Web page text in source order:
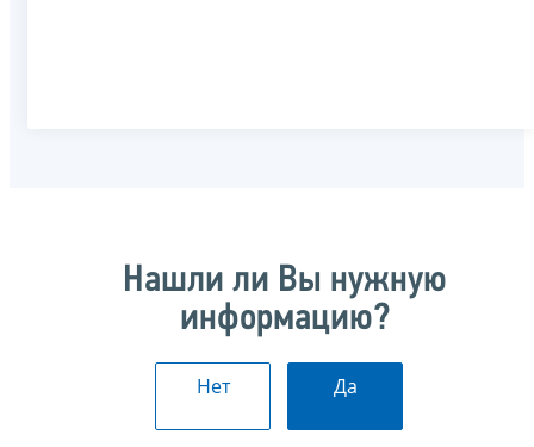
Нашли ли Вы нужную
информацию?
Нет Да